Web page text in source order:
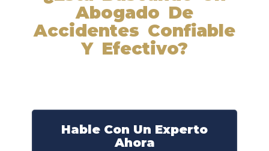
Abogado De
Accidentes Confiable
Y Efectivo?
Hable Con Un Experto
Ahora